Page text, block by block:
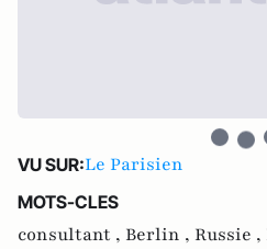
VU SUR:Le Parisien
MOTS-CLES
consultant , Berlin , Russie ,